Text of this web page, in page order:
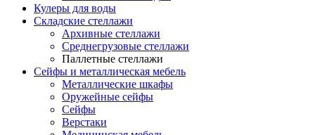
Кулеры для воды
Складские стеллажи
Архивные стеллажи
Среднегрузовые стеллажи
Паллетные стеллажи
Сейфы и металлическая мебель
Металлические шкафы
Оружейные сейфы
Сейфы
Верстаки